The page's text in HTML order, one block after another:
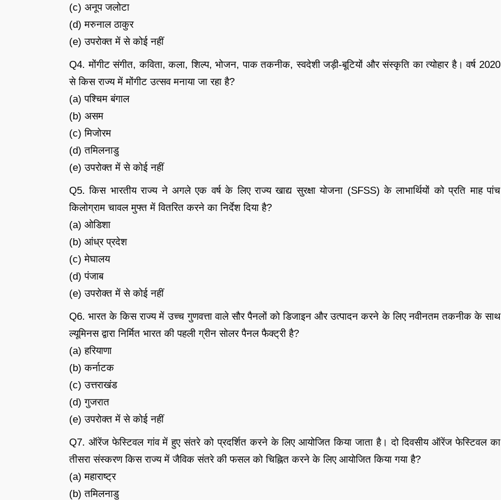
(c) अनूप जलोटा
(d) मरुनाल ठाकुर
(e) उपरोक्त में से कोई नहीं
Q4. मोंगीट संगीत, कविता, कला, शिल्प, भोजन, पाक तकनीक, स्वदेशी जड़ी-बूटियों और संस्कृति का त्योहार है। वर्ष 2020
से किस राज्य में मोंगीट उत्सव मनाया जा रहा है?
(a) पश्चिम बंगाल
(b) असम
(c) मिजोरम
(d) तमिलनाडु
(e) उपरोक्त में से कोई नहीं
Q5. किस भारतीय राज्य ने अगले एक वर्ष के लिए राज्य खाद्य सुरक्षा योजना (SFSS) के लाभार्थियों को प्रति माह पांच
किलोग्राम चावल मुफ्त में वितरित करने का निर्देश दिया है?
(a) ओडिशा
(b) आंध्र प्रदेश
(c) मेघालय
(d) पंजाब
(e) उपरोक्त में से कोई नहीं
Q6. भारत के किस राज्य में उच्च गुणवत्ता वाले सौर पैनलों को डिजाइन और उत्पादन करने के लिए नवीनतम तकनीक के साथ
ल्यूमिनस द्वारा निर्मित भारत की पहली ग्रीन सोलर पैनल फैक्ट्री है?
(a) हरियाणा
(b) कर्नाटक
(c) उत्तराखंड
(d) गुजरात
(e) उपरोक्त में से कोई नहीं
Q7. ऑरेंज फेस्टिवल गांव में हुए संतरे को प्रदर्शित करने के लिए आयोजित किया जाता है। दो दिवसीय ऑरेंज फेस्टिवल का
तीसरा संस्करण किस राज्य में जैविक संतरे की फसल को चिह्नित करने के लिए आयोजित किया गया है?
(a) महाराष्ट्र
(b) तमिलनाडु